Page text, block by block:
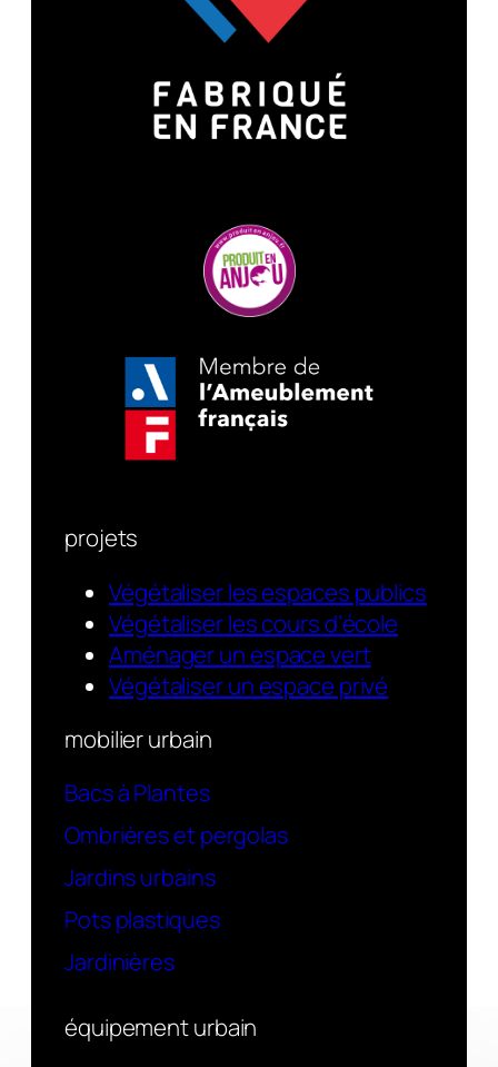
projets
Végétaliser les espaces publics
Végétaliser les cours d’école
Aménager un espace vert
Végétaliser un espace privé
mobilier urbain
Bacs à Plantes
Ombrières et pergolas
Jardins urbains
Pots plastiques
Jardinières
équipement urbain